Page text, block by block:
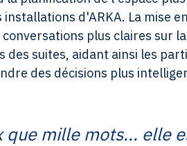
d'ARKA. La mise
plus claires sur
suites, aidant ainsi les
des décisions plus
que mille mots... elle